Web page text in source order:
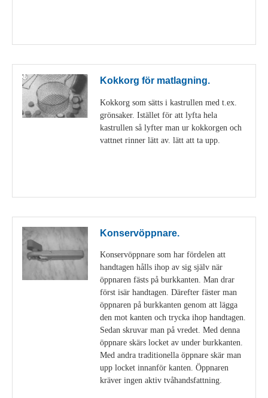
Kokkorg för matlagning.
Kokkorg som sätts i kastrullen med t.ex.
grönsaker. Istället för att lyfta hela
kastrullen så lyfter man ur kokkorgen och
vattnet rinner lätt av. lätt att ta upp.
Konservöppnare.
Konservöppnare som har fördelen att
handtagen hålls ihop av sig själv när
öppnaren fästs på burkkanten. Man drar
först isär handtagen. Därefter fäster man
öppnaren på burkkanten genom att lägga
den mot kanten och trycka ihop handtagen.
Sedan skruvar man på vredet. Med denna
öppnare skärs locket av under burkkanten.
Med andra traditionella öppnare skär man
upp locket innanför kanten. Öppnaren
kräver ingen aktiv tvåhandsfattning.